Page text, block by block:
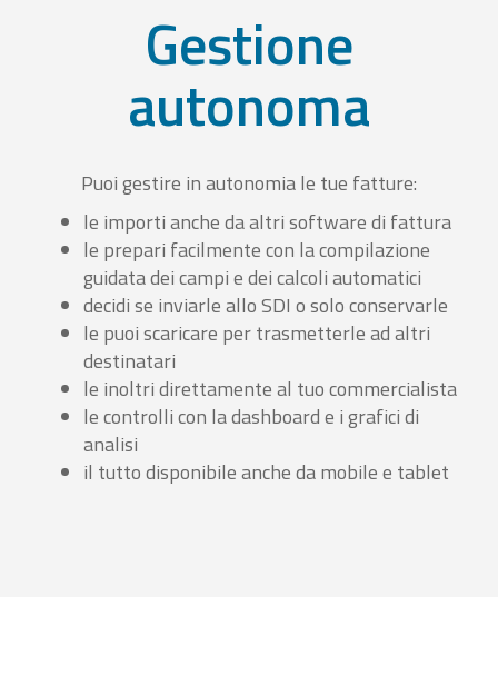
Gestione
autonoma
Puoi gestire in autonomia le tue fatture:
le importi anche da altri software di fattura
le prepari facilmente con la compilazione
guidata dei campi e dei calcoli automatici
decidi se inviarle allo SDI o solo conservarle
le puoi scaricare per trasmetterle ad altri
destinatari
le inoltri direttamente al tuo commercialista
le controlli con la dashboard e i grafici di
analisi
il tutto disponibile anche da mobile e tablet